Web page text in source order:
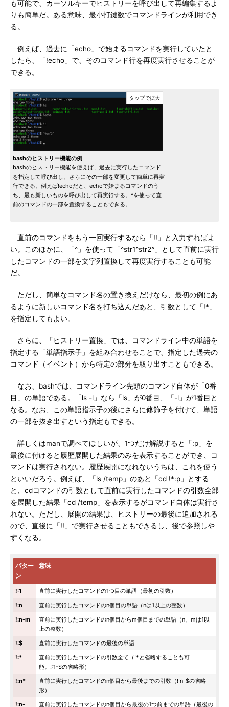
も可能で、カーソルキーでヒストリーを呼び出して再編集するよ
りも簡単だ。ある意味、最小打鍵数でコマンドラインが利用でき
る。
例えば、過去に「echo」で始まるコマンドを実行していたと
したら、「!echo」で、そのコマンド行を再度実行させることが
できる。
bashのヒストリー機能の例
bashのヒストリー機能を使えば、過去に実行したコマンド
を指定して呼び出し、さらにその一部を変更して簡単に再実
行できる。例えば!echoだと、echoで始まるコマンドのう
ち、最も新しいものを呼び出して再実行する。^を使って直
前のコマンドの一部を置換することもできる。
直前のコマンドをもう一回実行するなら「!!」と入力すればよ
い。このほかに、「^」を使って「^str1^str2^」として直前に実行
したコマンドの一部を文字列置換して再度実行することも可能
だ。
ただし、簡単なコマンド名の置き換えだけなら、最初の例にあ
るように新しいコマンド名を打ち込んだあと、引数として「!*」
を指定してもよい。
さらに、「ヒストリー置換」では、コマンドライン中の単語を
指定する「単語指示子」を組み合わせることで、指定した過去の
コマンド（イベント）から特定の部分を取り出すこともできる。
なお、bashでは、コマンドライン先頭のコマンド自体が「0番
目」の単語である。「ls -l」なら「ls」が0番目、「-l」が1番目と
なる。なお、この単語指示子の後にさらに修飾子を付けて、単語
の一部を抜き出すという指定もできる。
詳しくはmanで調べてほしいが、1つだけ解説すると「:p」を
最後に付けると履歴展開した結果のみを表示することができ、コ
マンドは実行されない。履歴展開になれないうちは、これを使う
といいだろう。例えば、「ls /temp」のあと「cd !*:p」とする
と、cdコマンドの引数として直前に実行したコマンドの引数全部
を展開した結果「cd /temp」を表示するがコマンド自体は実行さ
れない。ただし、展開の結果は、ヒストリーの最後に追加される
ので、直後に「!!」で実行させることもできるし、後で参照しや
すくなる。
パター
ン
意味
!:1
直前に実行したコマンドの1つ目の単語（最初の引数）
!:n
直前に実行したコマンドのn個目の単語（nは1以上の整数）
!:n-m
直前に実行したコマンドのn個目からm個目までの単語（n、mは1以
上の整数）
!:$
直前に実行したコマンドの最後の単語
!:*
直前に実行したコマンドの引数全て（!*と省略することも可
能。!:1-$の省略形）
!:n*
直前に実行したコマンドのn個目から最後までの引数（!:n-$の省略
形）
!:n-
直前に実行したコマンドのn個目から最後の1つ前までの単語（最後の